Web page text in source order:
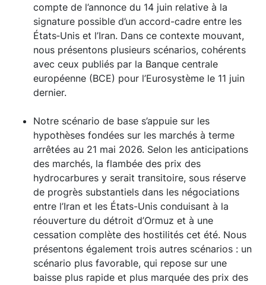
compte de l’annonce du 14 juin relative à la
signature possible d’un accord-cadre entre les
États‑Unis et l’Iran. Dans ce contexte mouvant,
nous présentons plusieurs scénarios, cohérents
avec ceux publiés par la Banque centrale
européenne (BCE) pour l’Eurosystème le 11 juin
dernier.
Notre scénario de base s’appuie sur les
hypothèses fondées sur les marchés à terme
arrêtées au 21 mai 2026. Selon les anticipations
des marchés, la flambée des prix des
hydrocarbures y serait transitoire, sous réserve
de progrès substantiels dans les négociations
entre l’Iran et les États-Unis conduisant à la
réouverture du détroit d’Ormuz et à une
cessation complète des hostilités cet été. Nous
présentons également trois autres scénarios : un
scénario plus favorable, qui repose sur une
baisse plus rapide et plus marquée des prix des